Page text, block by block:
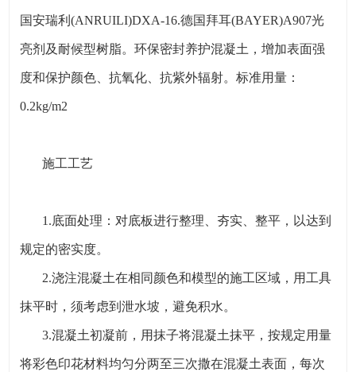
国安瑞利(ANRUILI)DXA-16.德国拜耳(BAYER)A907光
亮剂及耐候型树脂。环保密封养护混凝土，增加表面强
度和保护颜色、抗氧化、抗紫外辐射。标准用量：
0.2kg/m2
施工工艺
1.底面处理：对底板进行整理、夯实、整平，以达到
规定的密实度。
2.浇注混凝土在相同颜色和模型的施工区域，用工具
抹平时，须考虑到泄水坡，避免积水。
3.混凝土初凝前，用抹子将混凝土抹平，按规定用量
将彩色印花材料均匀分两至三次撒在混凝土表面，每次